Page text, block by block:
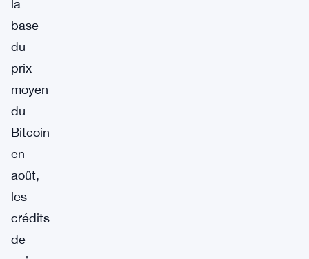
la
base
du
prix
moyen
du
Bitcoin
en
août,
les
crédits
de